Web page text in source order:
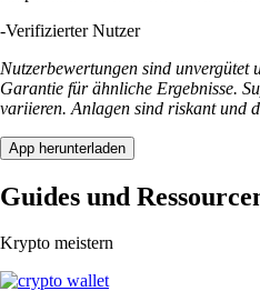
-Verifizierter Nutzer
Nutzerbewertungen sind
Garantie für ähnliche Ergebnisse.
variieren. Anlagen sind riskant und
App herunterladen
Guides und
Krypto meistern